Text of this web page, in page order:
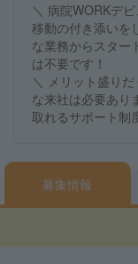
＼ 病院WORKデ
移動の付き添いを
な業務からスター
は不要です！
＼ メリット盛り
な来社は必要あり
取れるサポート制
募集情報